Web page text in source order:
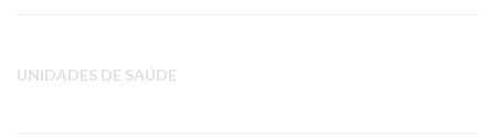
UNIDADES DE SAÚDE